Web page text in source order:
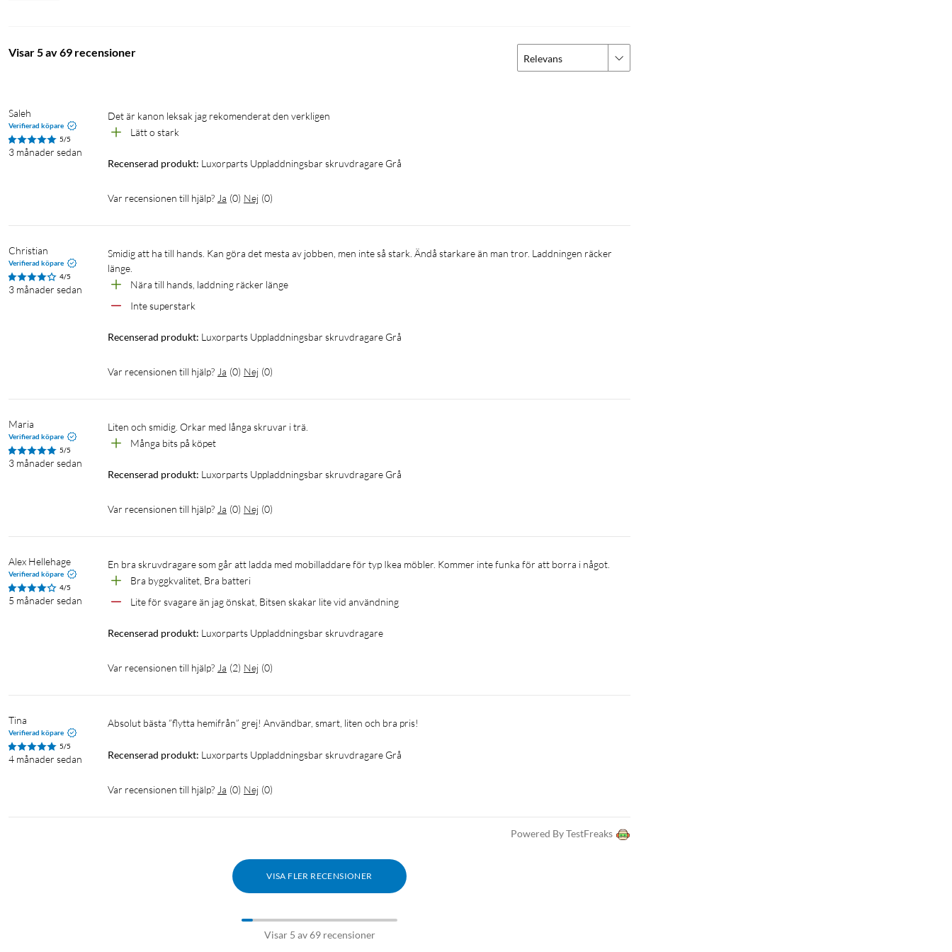
Visar 5 av 69 recensioner Relevans
Saleh
Verifierad köpare
5/5
3 månader sedan
Det är kanon leksak jag rekomenderat den verkligen
Lätt o stark
Recenserad produkt: Luxorparts Uppladdningsbar skruvdragare Grå
Var recensionen till hjälp? Ja (0) Nej (0)
Christian
Verifierad köpare
4/5
3 månader sedan
Smidig att ha till hands. Kan göra det mesta av jobben, men inte så stark. Ändå starkare än man tror. Laddningen räcker
länge.
Nära till hands, laddning räcker länge
Inte superstark
Recenserad produkt: Luxorparts Uppladdningsbar skruvdragare Grå
Var recensionen till hjälp? Ja (0) Nej (0)
Maria
Verifierad köpare
5/5
3 månader sedan
Liten och smidig. Orkar med långa skruvar i trä.
Många bits på köpet
Recenserad produkt: Luxorparts Uppladdningsbar skruvdragare Grå
Var recensionen till hjälp? Ja (0) Nej (0)
Alex Hellehage
Verifierad köpare
4/5
5 månader sedan
En bra skruvdragare som går att ladda med mobilladdare för typ Ikea möbler. Kommer inte funka för att borra i något.
Bra byggkvalitet, Bra batteri
Lite för svagare än jag önskat, Bitsen skakar lite vid användning
Recenserad produkt: Luxorparts Uppladdningsbar skruvdragare
Var recensionen till hjälp? Ja (2) Nej (0)
Tina
Verifierad köpare
5/5
4 månader sedan
Absolut bästa ”flytta hemifrån” grej! Användbar, smart, liten och bra pris!
Recenserad produkt: Luxorparts Uppladdningsbar skruvdragare Grå
Var recensionen till hjälp? Ja (0) Nej (0)
Powered By TestFreaks
VISA FLER RECENSIONER
Visar 5 av 69 recensioner